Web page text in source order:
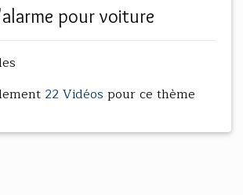
pour voiture
22 Vidéos pour ce thème